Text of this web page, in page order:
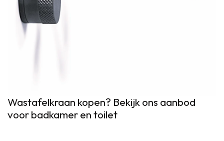
Wastafelkraan kopen? Bekijk ons aanbod
voor badkamer en toilet